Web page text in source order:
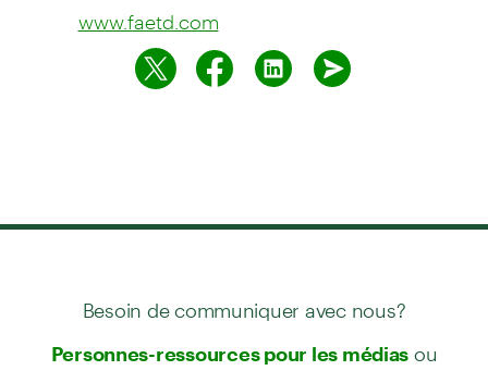
www.faetd.com
Besoin de communiquer avec nous?
Personnes-ressources pour les médias ou